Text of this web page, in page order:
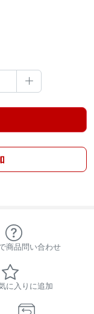

商品問い合わせ
に入りに追加